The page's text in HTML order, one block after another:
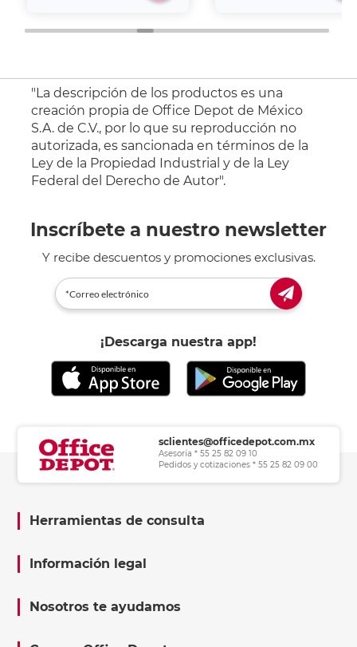
"La descripción de los productos es una
creación propia de Office Depot de México
S.A. de C.V., por lo que su reproducción no
autorizada, es sancionada en términos de la
Ley de la Propiedad Industrial y de la Ley
Federal del Derecho de Autor".
Inscríbete a nuestro newsletter
Y recibe descuentos y promociones exclusivas.
¡Descarga nuestra app!
sclientes@officedepot.com.mx
Asesoría * 55 25 82 09 10
Pedidos y cotizaciones * 55 25 82 09 00
Herramientas de consulta
Información legal
Nosotros te ayudamos